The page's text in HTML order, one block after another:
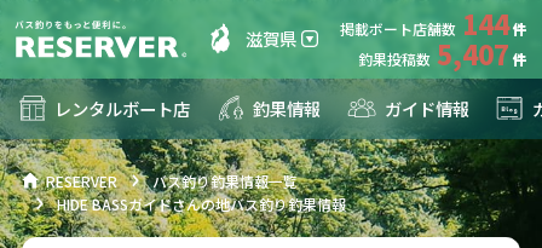
滋賀県 掲載ボート店舗数 144
釣果投稿数 5,407
レンタルボート店 釣果情報 ガイド情報
RESERVER
バス釣り釣果情報一覧
HIDE BASSガイドさんの地バス釣り釣果情報